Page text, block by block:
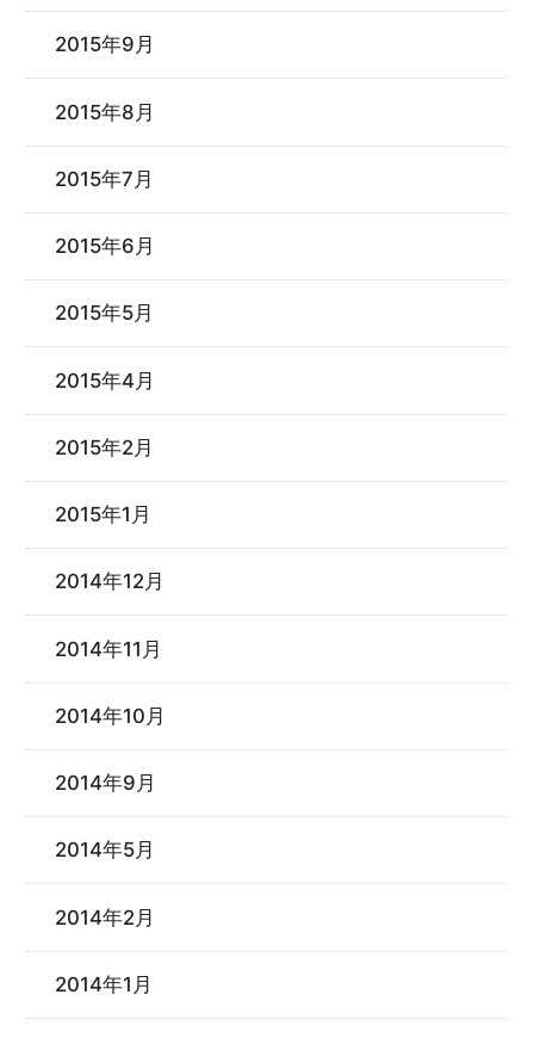
2015年9月
2015年8月
2015年7月
2015年6月
2015年5月
2015年4月
2015年2月
2015年1月
2014年12月
2014年11月
2014年10月
2014年9月
2014年5月
2014年2月
2014年1月